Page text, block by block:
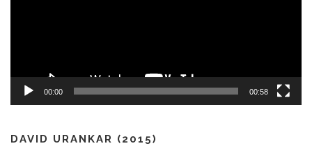
00:00 00:58
DAVID URANKAR (2015)